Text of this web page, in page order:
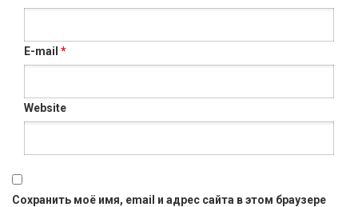
E-mail *
Website
Сохранить моё имя, email и адрес сайта в этом браузере